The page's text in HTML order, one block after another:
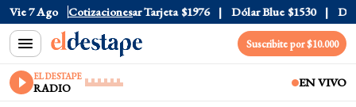
Vie 7 Ago Cotizaciones
Oficial $1520 Dólar Tarjeta $1976 Dólar Blue $1530 Dólar
Suscribite por $10.000
EL DESTAPE
RADIO EN VIVO